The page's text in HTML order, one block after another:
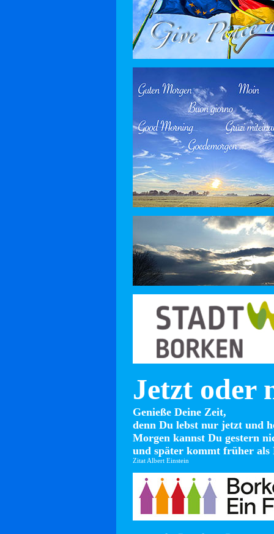
Jetzt oder
Genieße Deine Zeit,
denn Du lebst nur jetzt und
Morgen kannst Du gestern
und später kommt früher als
Zitat Albert Einstein